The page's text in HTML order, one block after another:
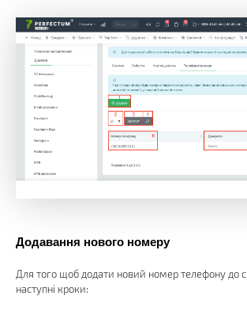
Додавання нового номеру
Для того щоб додати новий номер телефону до
наступні кроки: